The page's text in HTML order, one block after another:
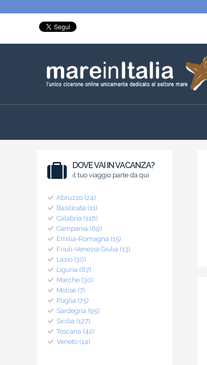
DOVE VAI IN VACANZA?
il tuo viaggio parte da qui
Abruzzo (24)
Basilicata (11)
Calabria (116)
Campania (69)
Emilia-Romagna (15)
Friuli-Venezia Giulia (13)
Lazio (30)
Liguria (67)
Marche (30)
Molise (7)
Puglia (75)
Sardegna (95)
Sicilia (127)
Toscana (42)
Veneto (14)